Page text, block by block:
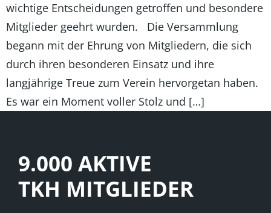
wichtige Entscheidungen getroffen und besondere
Mitglieder geehrt wurden. Die Versammlung
begann mit der Ehrung von Mitgliedern, die sich
durch ihren besonderen Einsatz und ihre
langjährige Treue zum Verein hervorgetan haben.
Es war ein Moment voller Stolz und […]
9.000 AKTIVE
TKH MITGLIEDER